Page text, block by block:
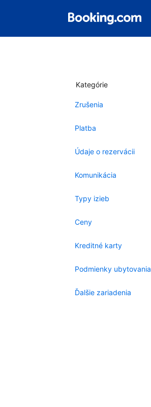
Kategórie
Zrušenia
Platba
Údaje o rezervácii
Komunikácia
Typy izieb
Ceny
Kreditné karty
Podmienky ubytovania
Ďalšie zariadenia